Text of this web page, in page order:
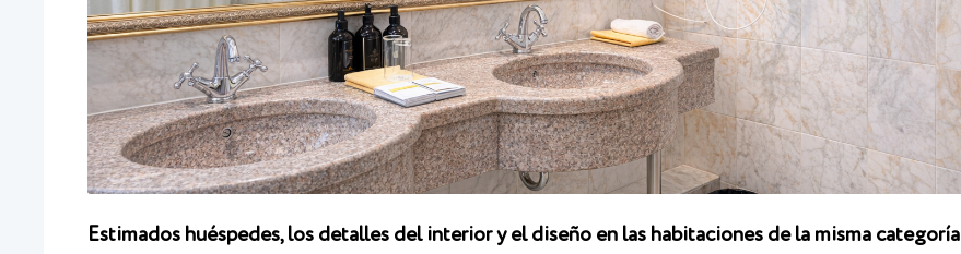
Estimados huéspedes, los detalles del interior y el diseño en las habitaciones de la misma categoría